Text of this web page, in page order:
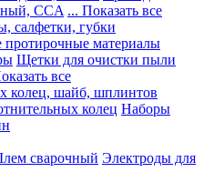
CCA ... Показать все
салфетки, губки
материалы
Щетки для очистки пыли
все
колец, шайб, шплинтов
колец Наборы
сварочный Электроды для